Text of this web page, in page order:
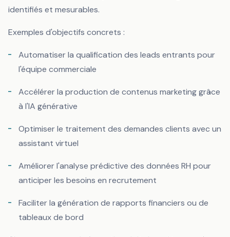
identifiés et mesurables.
Exemples d'objectifs concrets :
Automatiser la qualification des leads entrants pour
l'équipe commerciale
Accélérer la production de contenus marketing grâce
à l'IA générative
Optimiser le traitement des demandes clients avec un
assistant virtuel
Améliorer l'analyse prédictive des données RH pour
anticiper les besoins en recrutement
Faciliter la génération de rapports financiers ou de
tableaux de bord